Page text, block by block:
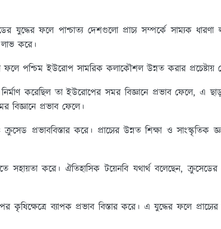
যুদ্ধের ফলে পাশ্চাত্য দেশগুলো প্রাচ্য সম্পর্কে সাম্যক
লাভ করে।
ফলে পশ্চিম ইউরোপ সামরিক কলাকৌশল উন্নত করার প্রচেষ্টায়
করেছিল তা ইউরোপের সমর বিজ্ঞানে প্রভাব ফেলে, এ
বিজ্ঞানে প্রভাব ফেলে।
ক্রুসেড প্রভাববিস্তার করে। প্রাচ্যের উন্নত শিক্ষা ও সাংস্কৃতিক
সহায়তা করে। ঐতিহাসিক টয়েনবি যথার্থ বলেছেন,
কৃষিক্ষেত্রে ব্যাপক প্রভাব বিস্তার করে। এ যুদ্ধের ফলে